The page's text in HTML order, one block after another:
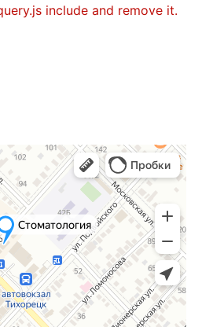
include and remove it.